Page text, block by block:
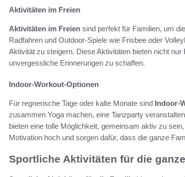
Aktivitäten im Freien
Aktivitäten im Freien sind perfekt für Familien, um
Radfahren und Outdoor-Spiele wie Frisbee oder
Aktivität zu steigern. Diese Aktivitäten bieten nicht
unvergessliche Erinnerungen zu schaffen.
Indoor-Workout-Optionen
Für regnerische Tage oder kalte Monate sind Indoor-
zusammen Yoga machen, eine Tanzparty
bieten eine tolle Möglichkeit, gemeinsam aktiv zu
Motivation hoch und sorgen dafür, dass die ganze
Sportliche Aktivitäten für die